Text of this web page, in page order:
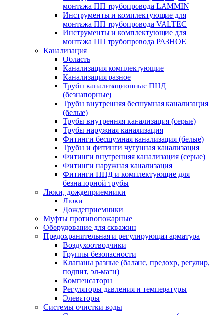
монтажа ПП трубопровода LAMMIN
Инструменты и комплектующие для
монтажа ПП трубопровода VALTEC
Инструменты и комплектующие для
монтажа ПП трубопровода РАЗНОЕ
Канализация
Область
Канализация комплектующие
Канализация разное
Трубы канализационные ПНД
(безнапорные)
Трубы внутренняя бесшумная канализация
(белые)
Трубы внутренняя канализация (серые)
Трубы наружная канализация
Фитинги бесшумная канализация (белые)
Трубы и фитинги чугунная канализация
Фитинги внутренняя канализация (серые)
Фитинги наружная канализация
Фитинги ПНД и комплектующие для
безнапорной трубы
Люки, дождеприемники
Люки
Дождеприемники
Муфты противопожарные
Оборудование для скважин
Предохранительная и регулирующая арматура
Воздухоотводчики
Группы безопасности
Клапаны разные (баланс, предохр, регулир,
подпит, эл-магн)
Компенсаторы
Регуляторы давления и температуры
Элеваторы
Системы очистки воды